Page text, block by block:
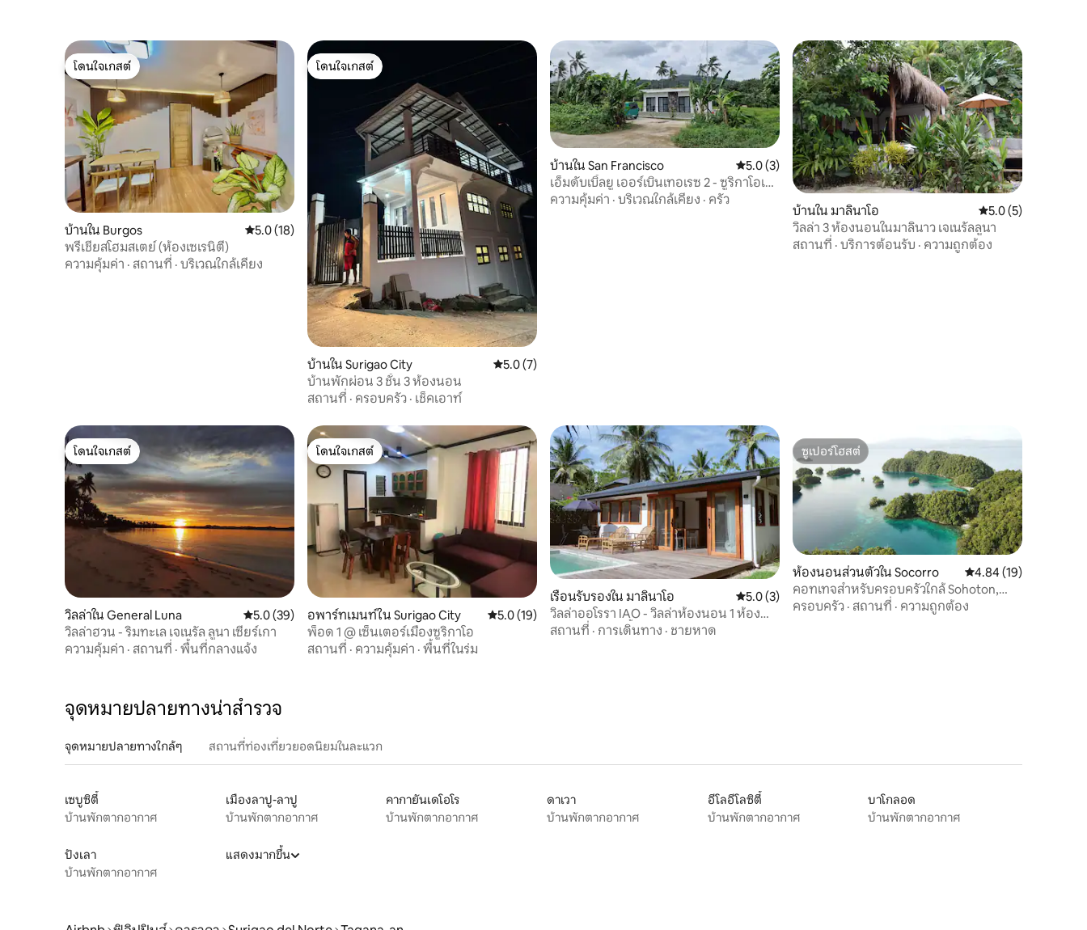
โดนใจเกสต์
โดนใจเกสต์
บ้านใน Burgos คะแนนเฉลี่ย 5.0 จาก 5, 18 รีวิว
5.0 (18)
พรีเชียสโฮมสเตย์ (ห้องเซเรนิตี้)
ความคุ้มค่า · สถานที่ · บริเวณใกล้เคียง
โดนใจเกสต์
โดนใจเกสต์
บ้านใน Surigao City คะแนนเฉลี่ย 5.0 จาก 5, 7 รีวิว
5.0 (7)
บ้านพักผ่อน 3 ชั้น 3 ห้องนอน
สถานที่ · ครอบครัว · เช็คเอาท์
บ้านใน San Francisco คะแนนเฉลี่ย 5.0 จาก 5, 3 รีวิว
5.0 (3)
เอ็มดับเบิ้ลยู เออร์เบินเทอเรซ 2 - ซูริกาโอเด
ลนอร์เต (บ้าน 2)
ความคุ้มค่า · บริเวณใกล้เคียง · ครัว
บ้านใน มาลินาโอ คะแนนเฉลี่ย 5.0 จา
5.0 (5)
วิลล่า 3 ห้องนอนในมาลินาว เจเนรัลลูนา
สถานที่ · บริการต้อนรับ · ความถูกต้อง
โดนใจเกสต์
โดนใจเกสต์
วิลล่าใน General Luna คะแนนเฉลี่ย 5.0 จาก 5, 39 รีวิว
5.0 (39)
วิลล่าฮวน - ริมทะเล เจเนรัล ลูนา เซียร์เกา
ความคุ้มค่า · สถานที่ · พื้นที่กลางแจ้ง
โดนใจเกสต์
โดนใจเกสต์
อพาร์ทเมนท์ใน Surigao City คะแนนเฉลี่ย 5.0 จาก 5, 19 รีวิว
5.0 (19)
พ็อด 1 @ เซ็นเตอร์เมืองซูริกาโอ
สถานที่ · ความคุ้มค่า · พื้นที่ในร่ม
เรือนรับรองใน มาลินาโอ คะแนนเฉลี่ย 5.0 จาก 5, 3 รีวิว
5.0 (3)
วิลล่าออโรรา IAO - วิลล่าห้องนอน 1 ห้อง
พร้อมสระว่ายน้ำ - A4
สถานที่ · การเดินทาง · ชายหาด
ซูเปอร์โฮสต์
ซูเปอร์โฮสต์
ห้องนอนส่วนตัวใน Socorro คะแนนเฉลี่ย 4.84 จาก
4.84 (19)
คอทเทจสำหรับครอบครัวใกล้ Sohoton,
Socorro, Bucas Grande
ครอบครัว · สถานที่ · ความถูกต้อง
จุดหมายปลายทางน่าสำรวจ
จุดหมายปลายทางใกล้ๆ สถานที่ท่องเที่ยวยอดนิยมในละแวก
เซบูซิตี้
บ้านพักตากอากาศ
เมืองลาปู-ลาปู
บ้านพักตากอากาศ
คากายันเดโอโร
บ้านพักตากอากาศ
ดาเวา
บ้านพักตากอากาศ
อีโลอีโลซิตี้
บ้านพักตากอากาศ
บาโกลอด
บ้านพักตากอากาศ
ปังเลา
บ้านพักตากอากาศ
แสดงมากขึ้น